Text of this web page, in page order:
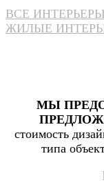
ВСЕ ИНТЕРЬЕРЫ
ЖИЛЫЕ
МЫ
стоимость
типа